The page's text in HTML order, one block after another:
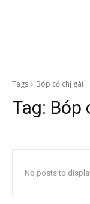
Tags Bóp cổ chị gái
Tag: Bóp
No posts to